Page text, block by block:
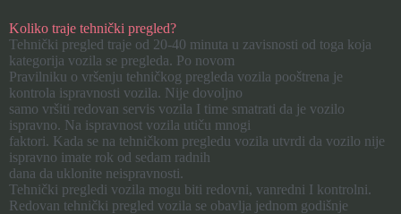
Koliko traje tehnički pregled?
Tehnički pregled traje od 20-40 minuta u zavisnosti od toga koja
kategorija vozila se pregleda. Po novom
Pravilniku o vršenju tehničkog pregleda vozila pooštrena je
kontrola ispravnosti vozila. Nije dovoljno
samo vršiti redovan servis vozila I time smatrati da je vozilo
ispravno. Na ispravnost vozila utiču mnogi
faktori. Kada se na tehničkom pregledu vozila utvrdi da vozilo nije
ispravno imate rok od sedam radnih
dana da uklonite neispravnosti.
Tehnički pregledi vozila mogu biti redovni, vanredni I kontrolni.
Redovan tehnički pregled vozila se obavlja jednom godišnje